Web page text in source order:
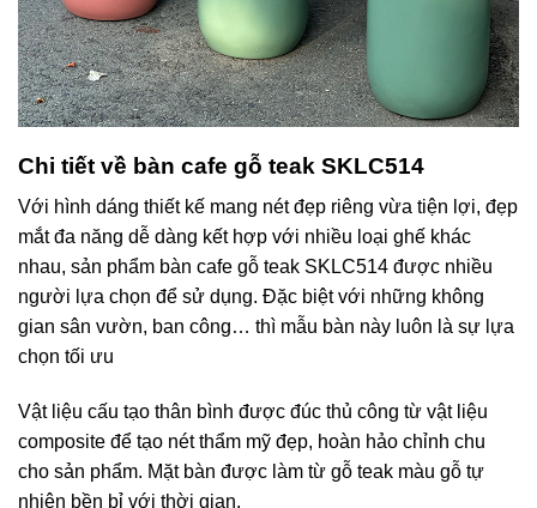
Chi tiết về bàn cafe gỗ teak SKLC514
Với hình dáng thiết kế mang nét đẹp riêng vừa tiện lợi, đẹp
mắt đa năng dễ dàng kết hợp với nhiều loại ghế khác
nhau, sản phẩm bàn cafe gỗ teak SKLC514 được nhiều
người lựa chọn để sử dụng. Đặc biệt với những không
gian sân vườn, ban công… thì mẫu bàn này luôn là sự lựa
chọn tối ưu
Vật liệu cấu tạo thân bình được đúc thủ công từ vật liệu
composite để tạo nét thẩm mỹ đẹp, hoàn hảo chỉnh chu
cho sản phẩm. Mặt bàn được làm từ gỗ teak màu gỗ tự
nhiên bền bỉ với thời gian.